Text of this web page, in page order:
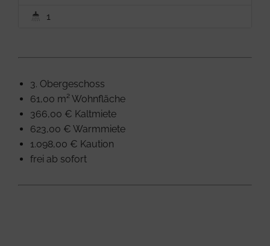
1
3. Obergeschoss
61,00 m² Wohnfläche
366,00 € Kaltmiete
623,00 € Warmmiete
1.098,00 € Kaution
frei ab sofort